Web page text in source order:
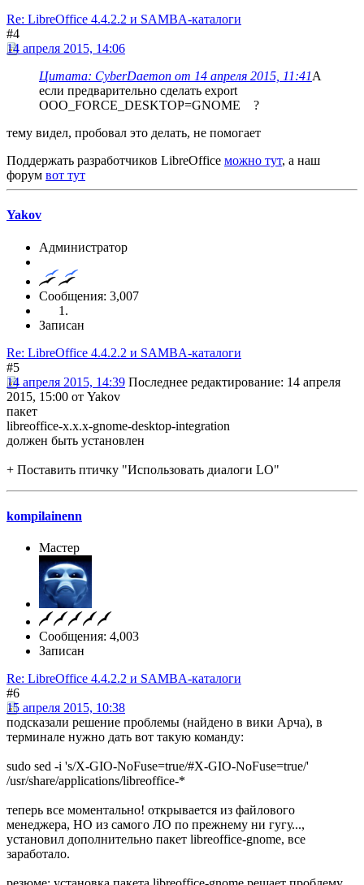
Re: LibreOffice 4.4.2.2 и SAMBA-каталоги
#4
14 апреля 2015, 14:06
Цитата: CyberDaemon от 14 апреля 2015, 11:41А
если предварительно сделать export
OOO_FORCE_DESKTOP=GNOME ?
тему видел, пробовал это делать, не помогает
Поддержать разработчиков LibreOffice можно тут, а наш
форум вот тут
Yakov
Администратор
Сообщения: 3,007
Записан
Re: LibreOffice 4.4.2.2 и SAMBA-каталоги
#5
14 апреля 2015, 14:39 Последнее редактирование: 14 апреля
2015, 15:00 от Yakov
пакет
libreoffice-x.x.x-gnome-desktop-integration
должен быть установлен
+ Поставить птичку "Использовать диалоги LO"
kompilainenn
Мастер
Сообщения: 4,003
Записан
Re: LibreOffice 4.4.2.2 и SAMBA-каталоги
#6
15 апреля 2015, 10:38
подсказали решение проблемы (найдено в вики Арча), в
терминале нужно дать вот такую команду:
sudo sed -i 's/X-GIO-NoFuse=true/#X-GIO-NoFuse=true/'
/usr/share/applications/libreoffice-*
теперь все моментально! открывается из файлового
менеджера, НО из самого ЛО по прежнему ни гугу...,
установил дополнительно пакет libreoffice-gnome, все
заработало.